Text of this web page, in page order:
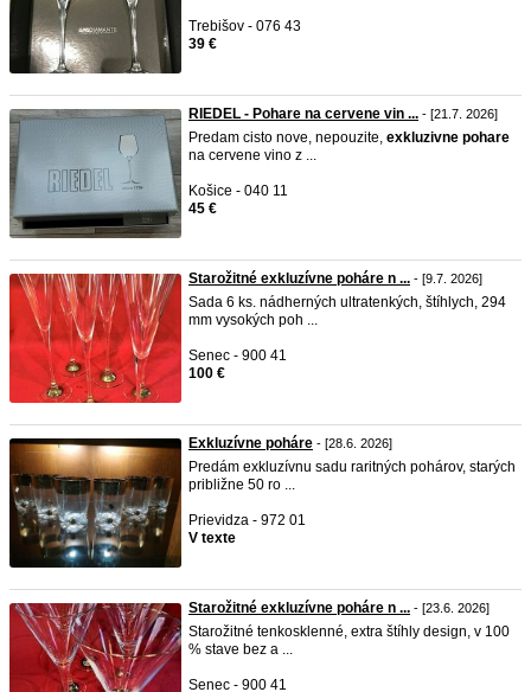
Trebišov - 076 43
39 €
RIEDEL - Pohare na cervene vin ... - [21.7. 2026]
Predam cisto nove, nepouzite, exkluzivne pohare
na cervene vino z ...
Košice - 040 11
45 €
Starožitné exkluzívne poháre n ... - [9.7. 2026]
Sada 6 ks. nádherných ultratenkých, štíhlych, 294
mm vysokých poh ...
Senec - 900 41
100 €
Exkluzívne poháre - [28.6. 2026]
Predám exkluzívnu sadu raritných pohárov, starých
približne 50 ro ...
Prievidza - 972 01
V texte
Starožitné exkluzívne poháre n ... - [23.6. 2026]
Starožitné tenkosklenné, extra štíhly design, v 100
% stave bez a ...
Senec - 900 41